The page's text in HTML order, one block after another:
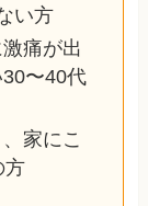
い方
痛が出
〜40代
家にこ
方